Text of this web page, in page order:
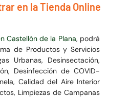
en la Tienda Online
Castellón de la Plana, podrá
de Productos y Servicios
Urbanas, Desinsectación,
Desinfección de COVID-
Calidad del Aire Interior
Limpiezas de Campanas